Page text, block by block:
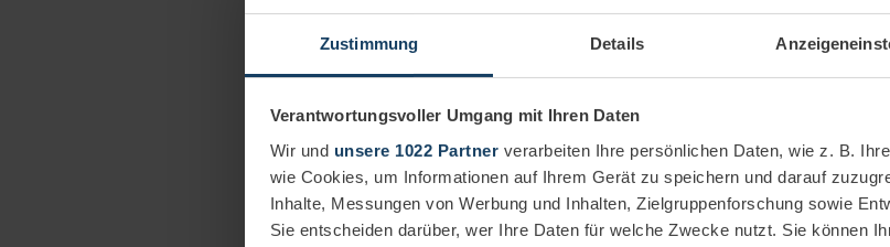
Zustimmung Details
Verantwortungsvoller Umgang mit Ihren Daten
Wir und unsere 1022 Partner verarbeiten Ihre persönlichen Daten, wie z. B.
wie Cookies, um Informationen auf Ihrem Gerät zu speichern und darauf
Inhalte, Messungen von Werbung und Inhalten, Zielgruppenforschung sowie
Sie entscheiden darüber, wer Ihre Daten für welche Zwecke nutzt. Sie können
Generate reports and documents
directly within Dynamics 365
without media disruptions.
From sales
wherever